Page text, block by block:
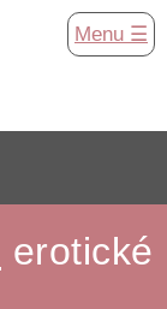
Menu ☰
erotické